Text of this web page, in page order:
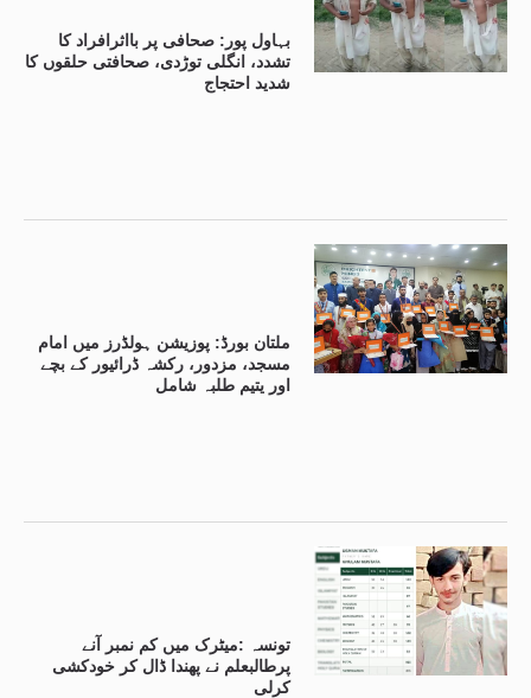
بہاول پور: صحافی پر بااثرافراد کا
تشدد، انگلی توڑدی، صحافتی حلقوں کا
شدید احتجاج
ملتان بورڈ: پوزیشن ہولڈرز میں امام
مسجد، مزدور، رکشہ ڈرائیور کے بچے
اور یتیم طلبہ شامل
تونسہ :میٹرک میں کم نمبر آنے
پرطالبعلم نے پھندا ڈال کر خودکشی
کرلی